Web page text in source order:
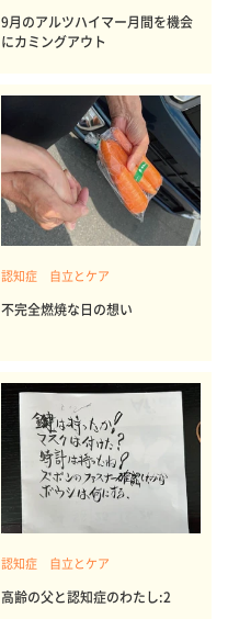
9月のアルツハイマー月間を機会
にカミングアウト
認知症 自立とケア
不完全燃焼な日の想い
認知症 自立とケア
高齢の父と認知症のわたし:2